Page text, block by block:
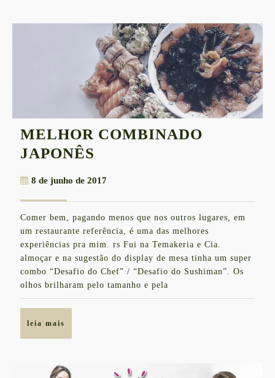
MELHOR COMBINADO
JAPONÊS
JAPONÊS
8 de junho de 20178
de
2017
Comer bem, pagando menos que nos outros lugares, em
um restaurante referência, é uma das melhores
experiências pra mim. rs Fui na Temakeria e Cia.
almoçar e na sugestão do display de mesa tinha um super
combo “Desafio do Chef” / “Desafio do Sushiman”. Os
olhos brilharam pelo tamanho e pela
leia mais